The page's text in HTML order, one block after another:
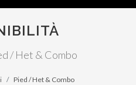
/ Het & Combo
Pied / Het & Combo